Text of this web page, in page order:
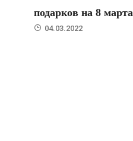
подарков на 8 марта
04.03.2022